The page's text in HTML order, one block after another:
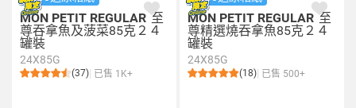
MON PETIT REGULAR至
尊吞拿魚及菠菜85克２４
罐裝
24X85G
(37) 已售 1K+
MON PETIT REGULAR至
尊精選燒吞拿魚85克２４
罐裝
24X85G
(18) 已售 500+